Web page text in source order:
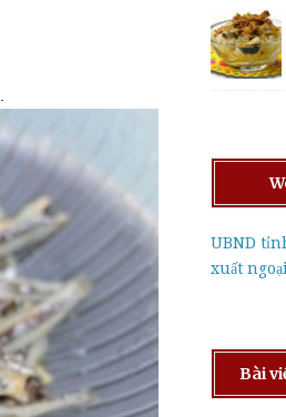
UBND
xuất ngoại
Bài